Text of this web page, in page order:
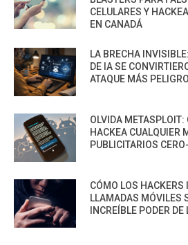
CELULARES Y
EN CANADÁ
LA BRECHA
DE IA SE
ATAQUE MÁS
OLVIDA METASPLOIT:
HACKEA CUALQUIER
PUBLICITARIOS
CÓMO LOS HACKERS
LLAMADAS MÓVILES
INCREÍBLE PODER